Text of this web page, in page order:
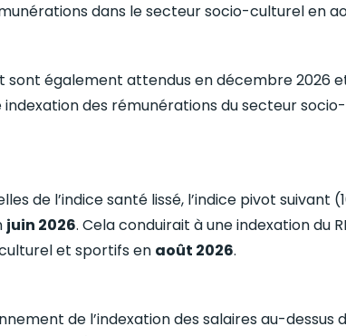
dans le secteur socio-culturel en
sont également attendus en décembre 2026
des rémunérations du secteur
de l’indice santé lissé, l’indice pivot suivant
juin 2026. Cela conduirait à une indexation du
et sportifs en août 2026.
de l’indexation des salaires au-dessus